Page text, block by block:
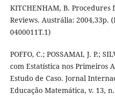
KITCHENHAM, B.
Reviews. Austrália: 2004,33p.
0400011T.1)
POFFO, C.; POSSAMAI, J. P.;
com Estatística nos Primeiros
Estudo de Caso. Jornal
Educação Matemática, v. 13,